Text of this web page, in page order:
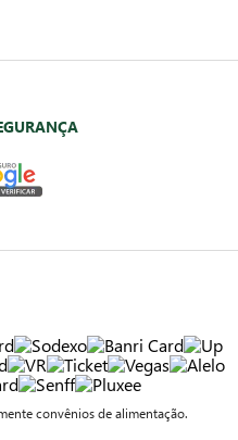
convênios de alimentação.